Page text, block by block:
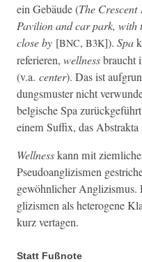
ein Gebäude (The
Pavil­ion and car park, with
close by [BNC, B3K]). Spa
referieren, well­nessbraucht
(v.a. cen­ter). Das ist
dungsmuster nicht
bel­gis­che Spa
einem Suf­fix, das
Well­nesskann mit
Pseudoan­glizis­men
gewöhn­lich­er
glizis­men als het­ero­gene
kurz vertagen.
Statt Fußnote